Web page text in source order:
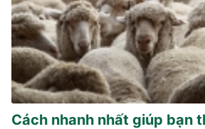
Cách nhanh nhất giúp bạn